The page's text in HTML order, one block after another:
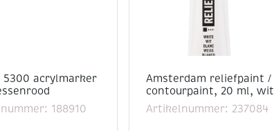
5300 acrylmarker
188910
Amsterdam reliefpaint /
contourpaint, 20 ml, wit
Artikelnummer: 237084